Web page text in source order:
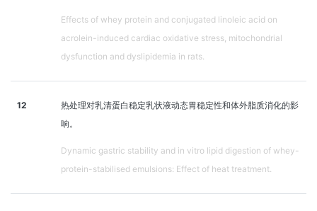
Effects of whey protein and conjugated linoleic acid on
acrolein-induced cardiac oxidative stress, mitochondrial
dysfunction and dyslipidemia in rats.
12
热处理对乳清蛋白稳定乳状液动态胃稳定性和体外脂质消化的影
响。
Dynamic gastric stability and in vitro lipid digestion of whey-
protein-stabilised emulsions: Effect of heat treatment.